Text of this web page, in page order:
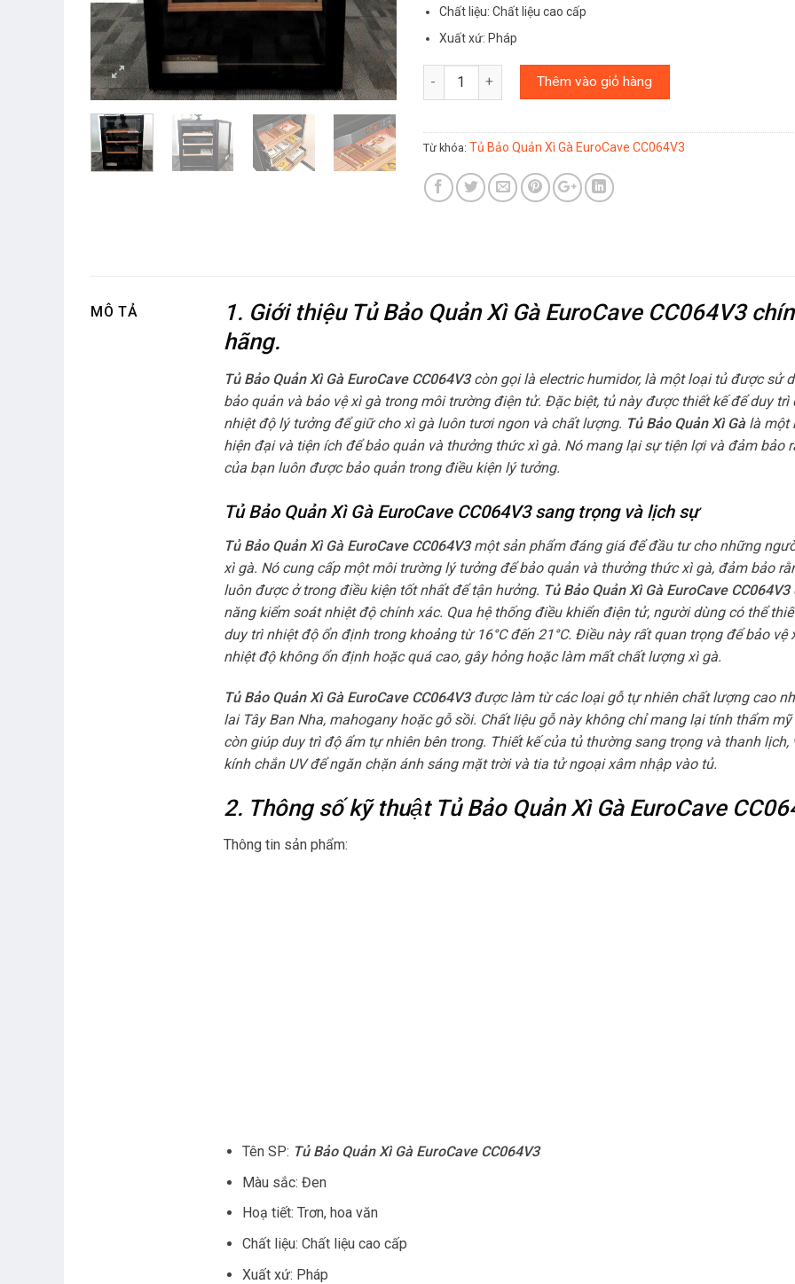
Chất liệu: Chất liệu cao cấp
Xuất xứ: Pháp
Số lượng Thêm vào giỏ hàng
Từ khóa: Tủ Bảo Quản Xì Gà EuroCave CC064V3
MÔ TẢ 1. Giới thiệu Tủ Bảo Quản Xì Gà EuroCave CC064V3
hãng.
Tủ Bảo Quản Xì Gà EuroCave CC064V3còn gọi là electric humidor, là một loại tủ được sử
bảo quản và bảo vệ xì gà trong môi trường điện tử. Đặc biệt, tủ này được thiết kế để duy trì
nhiệt độ lý tưởng để giữ cho xì gà luôn tươi ngon và chất lượng. Tủ Bảo Quản Xì Gàlà một
hiện đại và tiện ích để bảo quản và thưởng thức xì gà. Nó mang lại sự tiện lợi và đảm bảo
của bạn luôn được bảo quản trong điều kiện lý tưởng.
Tủ Bảo Quản Xì Gà EuroCave CC064V3 sang trọng và lịch sự
Tủ Bảo Quản Xì Gà EuroCave CC064V3một sản phẩm đáng giá để đầu tư cho những
xì gà. Nó cung cấp một môi trường lý tưởng để bảo quản và thưởng thức xì gà, đảm bảo
luôn được ở trong điều kiện tốt nhất để tận hưởng. Tủ Bảo Quản Xì Gà EuroCave CC064V3
năng kiểm soát nhiệt độ chính xác. Qua hệ thống điều khiển điện tử, người dùng có thể
duy trì nhiệt độ ổn định trong khoảng từ 16°C đến 21°C. Điều này rất quan trọng để bảo vệ
nhiệt độ không ổn định hoặc quá cao, gây hỏng hoặc làm mất chất lượng xì gà.
Tủ Bảo Quản Xì Gà EuroCave CC064V3được làm từ các loại gỗ tự nhiên chất lượng cao
lai Tây Ban Nha, mahogany hoặc gỗ sồi. Chất liệu gỗ này không chỉ mang lại tính thẩm
còn giúp duy trì độ ẩm tự nhiên bên trong. Thiết kế của tủ thường sang trọng và thanh lịch,
kính chắn UV để ngăn chặn ánh sáng mặt trời và tia tử ngoại xâm nhập vào tủ.
2. Thông số kỹ thuật Tủ Bảo Quản Xì Gà EuroCave
Thông tin sản phẩm:
Tên SP: Tủ Bảo Quản Xì Gà EuroCave CC064V3
Màu sắc: Đen
Hoạ tiết: Trơn, hoa văn
Chất liệu: Chất liệu cao cấp
Xuất xứ: Pháp